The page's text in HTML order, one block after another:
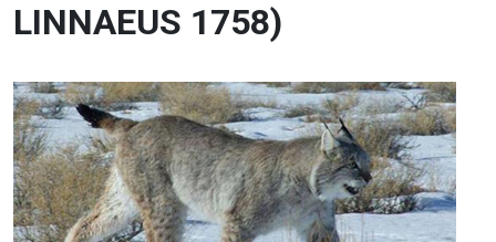
LINNAEUS 1758)